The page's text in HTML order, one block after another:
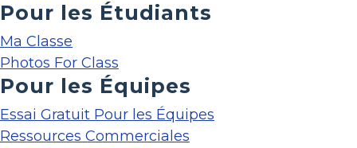
Pour les Étudiants
Ma Classe
Photos For Class
Pour les Équipes
Essai Gratuit Pour les Équipes
Ressources Commerciales